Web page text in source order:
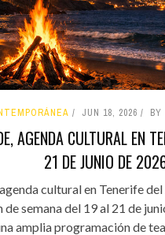
JUN 18, 2026 BY
AGENDA CULTURAL EN
21 DE JUNIO DE
cultural en Tenerife
de semana del 19 al 21 de
amplia programación de